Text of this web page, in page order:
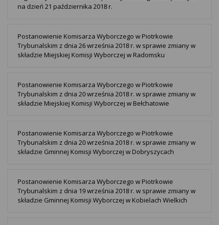
na dzień 21 października 2018 r.
Postanowienie Komisarza Wyborczego w Piotrkowie
Trybunalskim z dnia 26 września 2018 r. w sprawie zmiany w
składzie Miejskiej Komisji Wyborczej w Radomsku
Postanowienie Komisarza Wyborczego w Piotrkowie
Trybunalskim z dnia 20 września 2018 r. w sprawie zmiany w
składzie Miejskiej Komisji Wyborczej w Bełchatowie
Postanowienie Komisarza Wyborczego w Piotrkowie
Trybunalskim z dnia 20 września 2018 r. w sprawie zmiany w
składzie Gminnej Komisji Wyborczej w Dobryszycach
Postanowienie Komisarza Wyborczego w Piotrkowie
Trybunalskim z dnia 19 września 2018 r. w sprawie zmiany w
składzie Gminnej Komisji Wyborczej w Kobielach Wielkich